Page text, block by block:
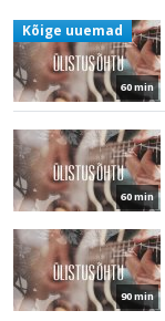
60 min
Kõige uuemad
60 min
90 min